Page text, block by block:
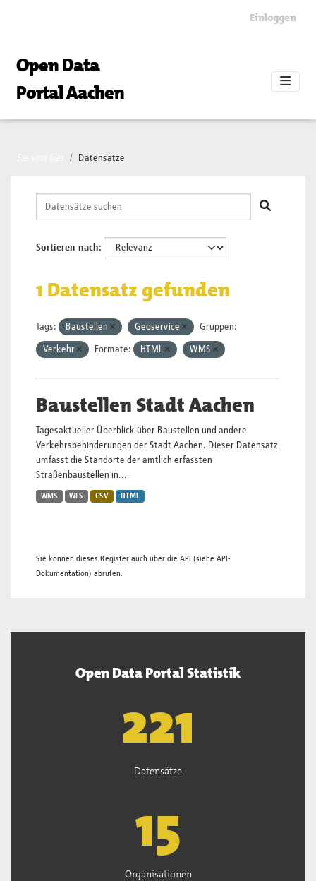
Einloggen
Open Data
Portal Aachen
Datensätze
Sortieren nach
1 Datensatz gefunden
Tags: Baustellen Geoservice Gruppen:
Verkehr Formate: HTML WMS
Baustellen Stadt Aachen
Tagesaktueller Überblick über Baustellen und andere
Verkehrsbehinderungen der Stadt Aachen. Dieser Datensatz
umfasst die Standorte der amtlich erfassten
Straßenbaustellen in...
WMS WFS CSV HTML
Sie können dieses Register auch über die API (siehe API-
Dokumentation) abrufen.
Open Data Portal Statistik
222
Datensätze
15
Organisationen